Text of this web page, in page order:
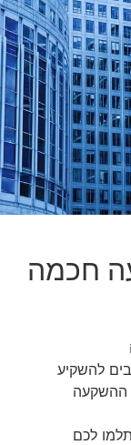
חכמה
להשקיע
לכם